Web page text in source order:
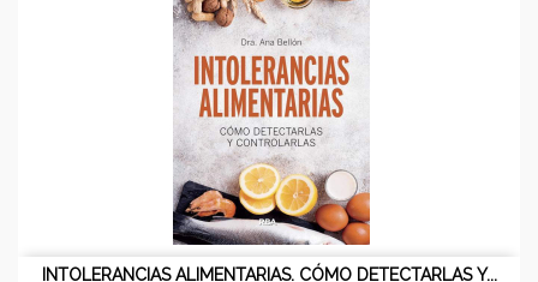
INTOLERANCIAS ALIMENTARIAS. CÓMO DETECTARLAS Y...